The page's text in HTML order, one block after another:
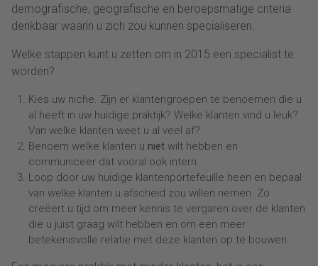
demografische, geografische en beroepsmatige criteria
denkbaar waarin u zich zou kunnen specialiseren.
Welke stappen kunt u zetten om in 2015 een specialist te
worden?
Kies uw niche. Zijn er klantengroepen te benoemen die u
al heeft in uw huidige praktijk? Welke klanten vind u leuk?
Van welke klanten weet u al veel af?
Benoem welke klanten u niet wilt hebben en
communiceer dat vooral ook intern.
Loop door uw huidige klantenportefeuille heen en bepaal
van welke klanten u afscheid zou willen nemen. Zo
creëert u tijd om meer kennis te vergaren over de klanten
die u juist graag wilt hebben en om een meer
betekenisvolle relatie met deze klanten op te bouwen.